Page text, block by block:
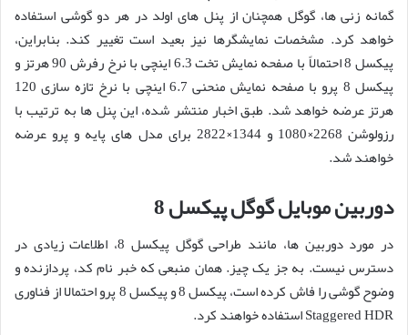
گمانه زنی ها، گوگل همچنان از پنل های اولد در هر دو گوشی استفاده
خواهد کرد. مشخصات نمایشگرها نیز بعید است تغییر کند. بنابراین،
پیکسل 8 احتمالاً با صفحه نمایش تخت 6.3 اینچی با نرخ رفرش 90 هرتز و
پیکسل 8 پرو با صفحه نمایش منحنی 6.7 اینچی با نرخ تازه سازی 120
هرتز عرضه خواهد شد. طبق اخبار منتشر شده، این پنل ها به ترتیب با
رزولوشن 2268×1080 و 1344×2822 برای مدل های پایه و پرو عرضه
خواهند شد.
دوربین موبایل گوگل پیکسل 8
در مورد دوربین ها، مانند طراحی گوگل پیکسل 8، اطلاعات زیادی در
دسترس نیست. به جز یک چیز. همان منبعی که خبر نام کد، پردازنده و
وضوح گوشی را فاش کرده است، پیکسل 8 و پیکسل 8 پرو احتمالا از فناوری
Staggered HDR استفاده خواهند کرد.